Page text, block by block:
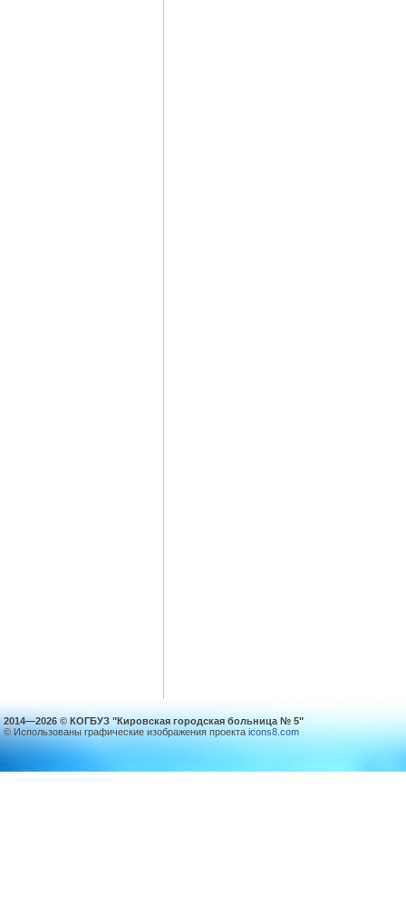
2014—2026 © КОГБУЗ "Кировская городская больница № 5"
© Использованы графические изображения проекта icons8.com